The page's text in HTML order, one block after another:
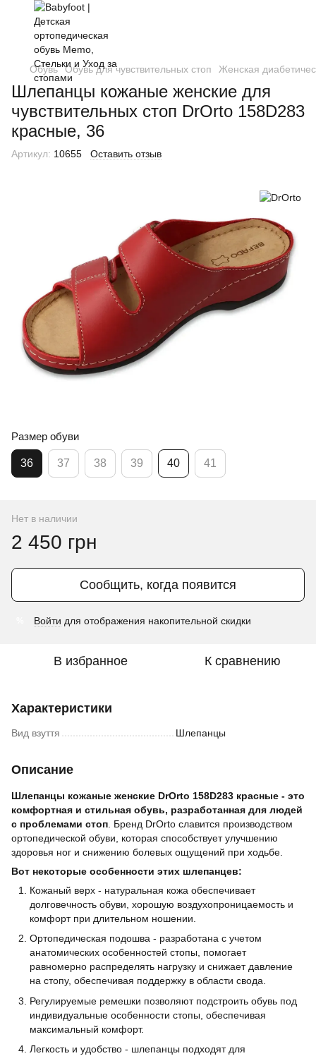
Обувь Обувь для чувствительных стоп Женская
Шлепанцы кожаные женские для
чувствительных стоп DrOrto 158D283
красные, 36
Артикул: 10655 Оставить отзыв
Размер обуви
36 37 38 39 40 41
Нет в наличии
2 450 грн
Сообщить, когда появится
Войти для отображения накопительной скидки
В избранное К сравнению
Характеристики
Вид взуття Шлепанцы
Описание
Шлепанцы кожаные женские DrOrto 158D283 красные - это
комфортная и стильная обувь, разработанная для людей
с проблемами стоп . Бренд DrOrto славится производством
ортопедической обуви, которая способствует улучшению
здоровья ног и снижению болевых ощущений при ходьбе.
Вот некоторые особенности этих шлепанцев:
Кожаный верх - натуральная кожа обеспечивает
долговечность обуви, хорошую воздухопроницаемость и
комфорт при длительном ношении.
Ортопедическая подошва - разработана с учетом
анатомических особенностей стопы, помогает
равномерно распределять нагрузку и снижает давление
на стопу, обеспечивая поддержку в области свода.
Регулируемые ремешки позволяют подстроить обувь под
индивидуальные особенности стопы, обеспечивая
максимальный комфорт.
Легкость и удобство - шлепанцы подходят для